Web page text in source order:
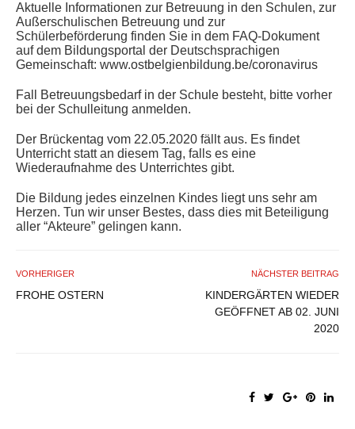
Aktuelle Informationen zur Betreuung in den Schulen, zur
Außerschulischen Betreuung und zur
Schülerbeförderung finden Sie in dem FAQ-Dokument
auf dem Bildungsportal der Deutschsprachigen
Gemeinschaft: www.ostbelgienbildung.be/coronavirus
Fall Betreuungsbedarf in der Schule besteht, bitte vorher
bei der Schulleitung anmelden.
Der Brückentag vom 22.05.2020 fällt aus. Es findet
Unterricht statt an diesem Tag, falls es eine
Wiederaufnahme des Unterrichtes gibt.
Die Bildung jedes einzelnen Kindes liegt uns sehr am
Herzen. Tun wir unser Bestes, dass dies mit Beteiligung
aller “Akteure” gelingen kann.
VORHERIGER
FROHE OSTERN
NÄCHSTER BEITRAG
KINDERGÄRTEN WIEDER
GEÖFFNET AB 02. JUNI
2020